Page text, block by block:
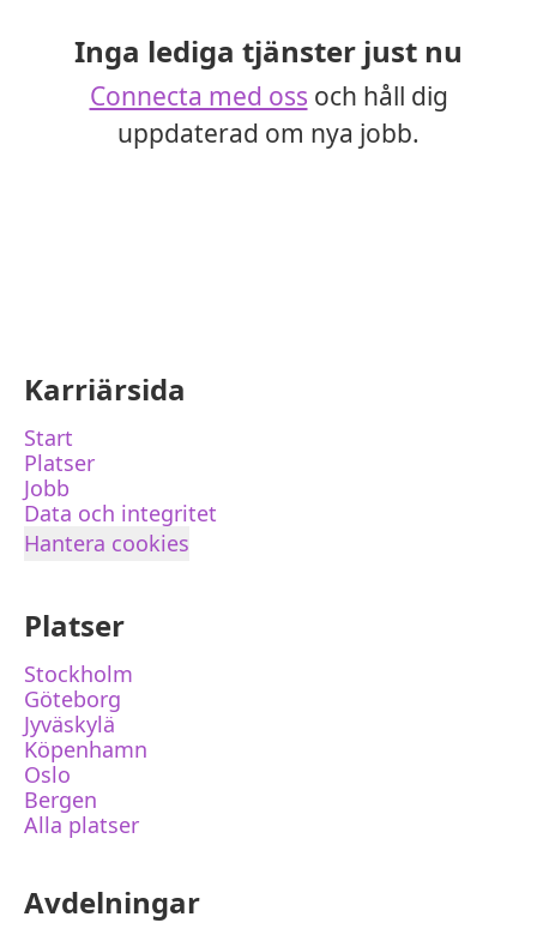
Inga lediga tjänster just nu
Connecta med oss och håll dig
uppdaterad om nya jobb.
Karriärsida
Start
Platser
Jobb
Data och integritet
Hantera cookies
Platser
Stockholm
Göteborg
Jyväskylä
Köpenhamn
Oslo
Bergen
Alla platser
Avdelningar